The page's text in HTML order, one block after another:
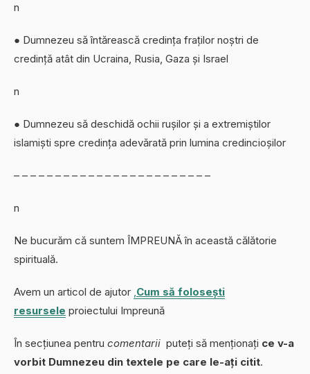
n
● Dumnezeu să întărească credința fraților noștri de
credință atât din Ucraina, Rusia, Gaza și Israel
n
● Dumnezeu să deschidă ochii rușilor și a extremiștilor
islamiști spre credința adevărată prin lumina credincioșilor
– – – – – – – – – – – – – – – – – – – – – – – –
n
Ne bucurăm că suntem ÎMPREUNĂ în această călătorie
spirituală.
Avem un articol de ajutor ,Cum să folosești
resursele proiectului Impreună
În secțiunea pentru comentarii puteți să menționați ce v-a
vorbit Dumnezeu din textele pe care le-ați citit.